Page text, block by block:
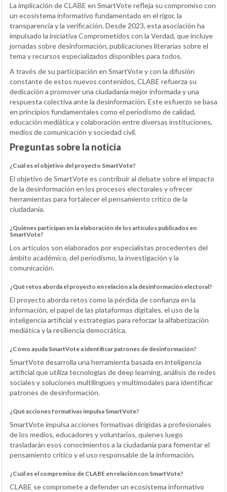
La implicación de CLABE en SmartVote refleja su compromiso con
un ecosistema informativo fundamentado en el rigor, la
transparencia y la verificación. Desde 2023, esta asociación ha
impulsado la iniciativa Comprometidos con la Verdad, que incluye
jornadas sobre desinformación, publicaciones literarias sobre el
tema y recursos especializados disponibles para todos.
A través de su participación en SmartVote y con la difusión
constante de estos nuevos contenidos, CLABE refuerza su
dedicación a promover una ciudadanía mejor informada y una
respuesta colectiva ante la desinformación. Este esfuerzo se basa
en principios fundamentales como el periodismo de calidad,
educación mediática y colaboración entre diversas instituciones,
medios de comunicación y sociedad civil.
Preguntas sobre la noticia
¿Cuál es el objetivo del proyecto SmartVote?
El objetivo de SmartVote es contribuir al debate sobre el impacto
de la desinformación en los procesos electorales y ofrecer
herramientas para fortalecer el pensamiento crítico de la
ciudadanía.
¿Quiénes participan en la elaboración de los artículos publicados en
SmartVote?
Los artículos son elaborados por especialistas procedentes del
ámbito académico, del periodismo, la investigación y la
comunicación.
¿Qué retos aborda el proyecto en relación a la desinformación electoral?
El proyecto aborda retos como la pérdida de confianza en la
información, el papel de las plataformas digitales, el uso de la
inteligencia artificial y estrategias para reforzar la alfabetización
mediática y la resiliencia democrática.
¿Cómo ayuda SmartVote a identificar patrones de desinformación?
SmartVote desarrolla una herramienta basada en inteligencia
artificial que utiliza tecnologías de deep learning, análisis de redes
sociales y soluciones multilingües y multimodales para identificar
patrones de desinformación.
¿Qué acciones formativas impulsa SmartVote?
SmartVote impulsa acciones formativas dirigidas a profesionales
de los medios, educadores y voluntarios, quienes luego
trasladarán esos conocimientos a la ciudadanía para fomentar el
pensamiento crítico y el uso responsable de la información.
¿Cuál es el compromiso de CLABE en relación con SmartVote?
CLABE se compromete a defender un ecosistema informativo